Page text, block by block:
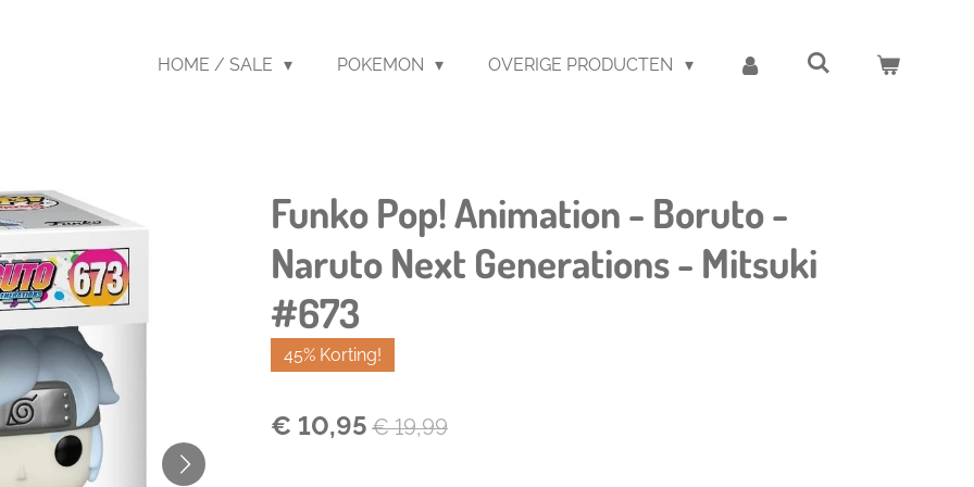
HOME / SALE POKEMON OVERIGE PRODUCTEN
Funko Pop! Animation - Boruto -
Naruto Next Generations - Mitsuki
#673
45% Korting!
€ 10,95 € 19,99